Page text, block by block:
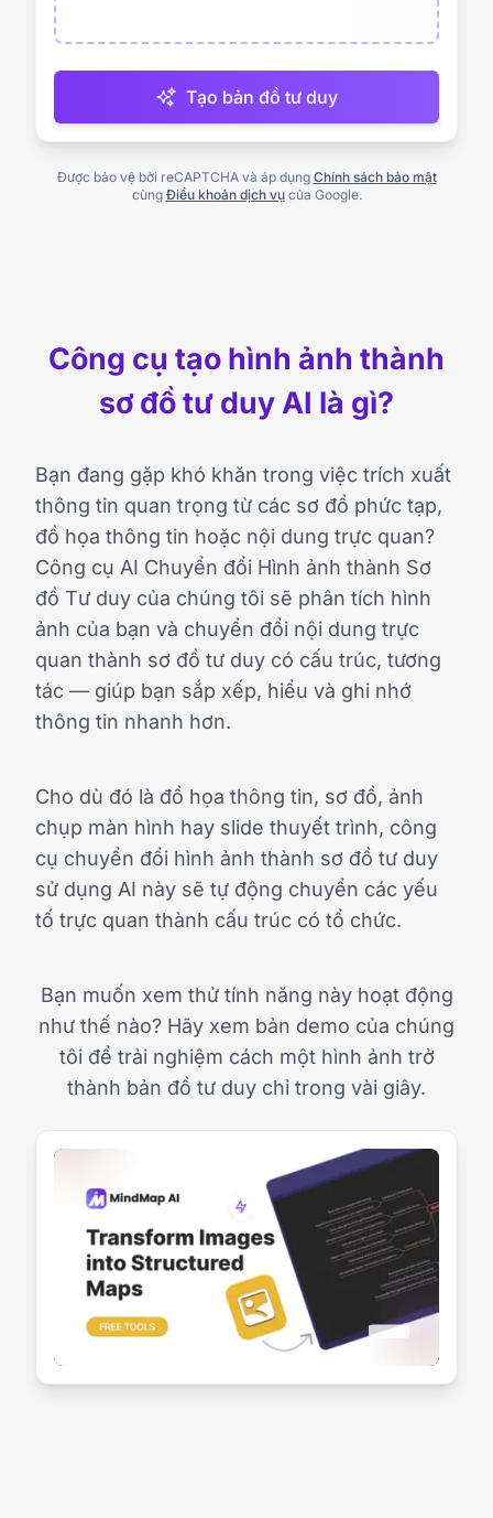
Tạo bản đồ tư duy
Được bảo vệ bởi reCAPTCHA và áp dụng Chính sách bảo mật
cùng Điều khoản dịch vụcủa Google.
Công cụ tạo hình ảnh thành
sơ đồ tư duy AI là gì?
Bạn đang gặp khó khăn trong việc trích xuất
thông tin quan trọng từ các sơ đồ phức tạp,
đồ họa thông tin hoặc nội dung trực quan?
Công cụ AI Chuyển đổi Hình ảnh thành Sơ
đồ Tư duy của chúng tôi sẽ phân tích hình
ảnh của bạn và chuyển đổi nội dung trực
quan thành sơ đồ tư duy có cấu trúc, tương
tác — giúp bạn sắp xếp, hiểu và ghi nhớ
thông tin nhanh hơn.
Cho dù đó là đồ họa thông tin, sơ đồ, ảnh
chụp màn hình hay slide thuyết trình, công
cụ chuyển đổi hình ảnh thành sơ đồ tư duy
sử dụng AI này sẽ tự động chuyển các yếu
tố trực quan thành cấu trúc có tổ chức.
Bạn muốn xem thử tính năng này hoạt động
như thế nào? Hãy xem bản demo của chúng
tôi để trải nghiệm cách một hình ảnh trở
thành bản đồ tư duy chỉ trong vài giây.